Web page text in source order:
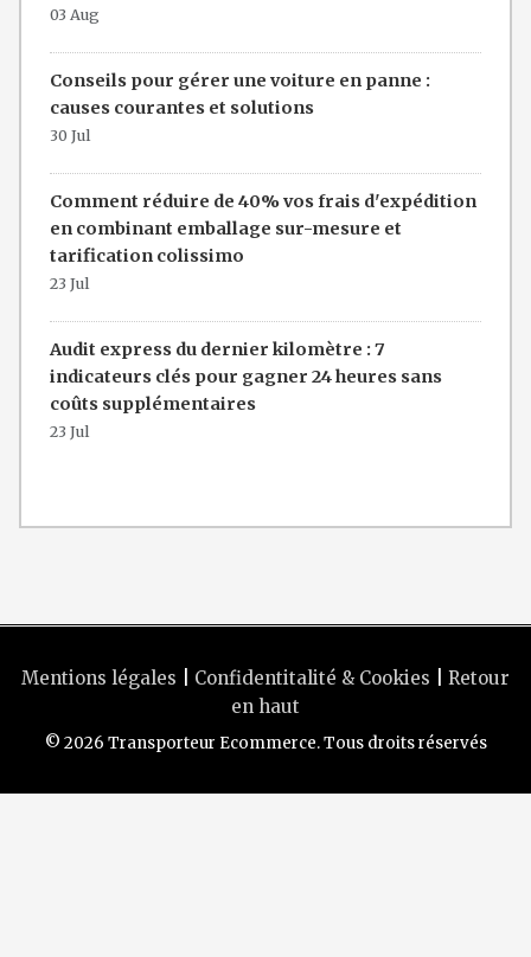
03 Aug
Conseils pour gérer une voiture en panne :
causes courantes et solutions
30 Jul
Comment réduire de 40% vos frais d'expédition
en combinant emballage sur-mesure et
tarification colissimo
23 Jul
Audit express du dernier kilomètre : 7
indicateurs clés pour gagner 24 heures sans
coûts supplémentaires
23 Jul
Mentions légales Confidentitalité & Cookies
Retour
en haut
© 2026 Transporteur Ecommerce. Tous droits réservés